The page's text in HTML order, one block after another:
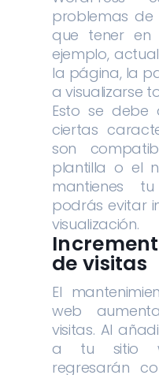
problemas de
que tener en
ejemplo,
la página, la
a visualizarse
Esto se debe
ciertas
son
plantilla o el
mantienes
podrás evitar
visualización.
de visitas
El
web
visitas. Al
a tu sitio
regresarán